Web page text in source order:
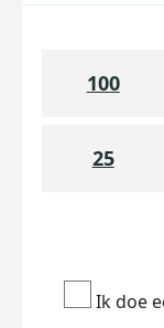
100
25
Ik doe